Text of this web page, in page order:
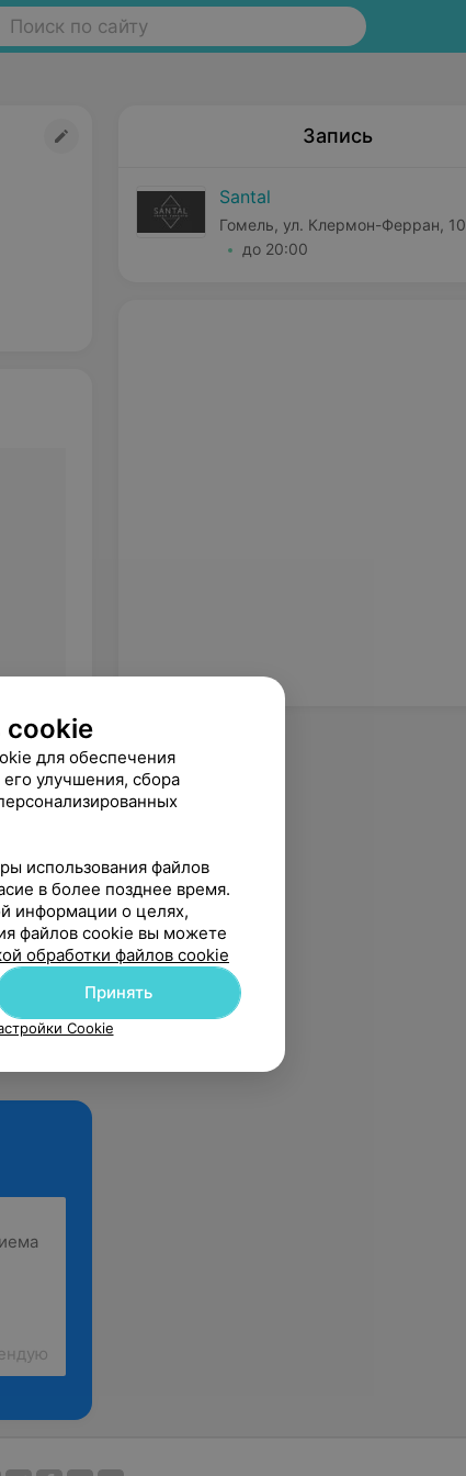
Поиск по сайту
Запись
Santal
Гомель, ул. Клермон-Ферран, 10
до 20:00
cookie
для обеспечения
его улучшения, сбора
использования файлов
в более позднее время.
информации о целях,
файлов cookie вы можете
обработки файлов cookie
Принять
Cookie